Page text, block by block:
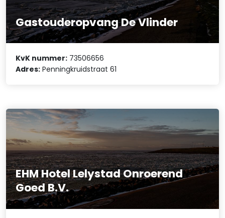
Gastouderopvang De Vlinder
KvK nummer: 73506656
Adres: Penningkruidstraat 61
EHM Hotel Lelystad Onroerend
Goed B.V.